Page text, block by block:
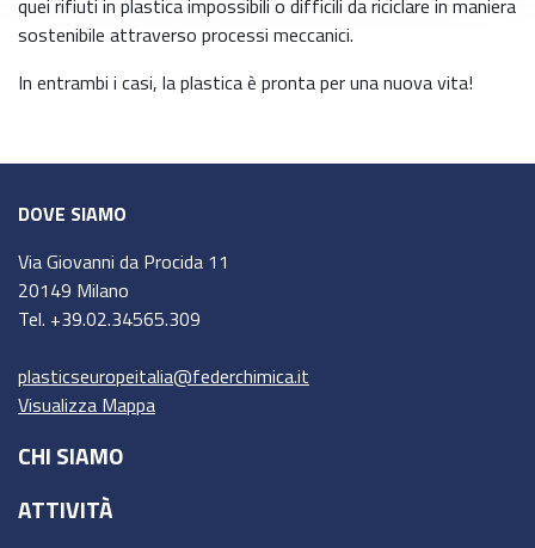
sostenibile attraverso processi meccanici.
In entrambi i casi, la plastica è pronta per una nuova vita!
DOVE SIAMO
Via Giovanni da Procida 11
20149 Milano
Tel. +39.02.34565.309
plasticseuropeitalia@federchimica.it
Visualizza Mappa
CHI SIAMO
ATTIVITÀ